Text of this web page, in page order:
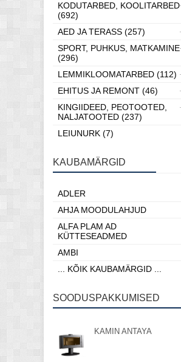
KODUTARBED, KOOLITARBED
(692)
AED JA TERASS (257)
SPORT, PUHKUS, MATKAMINE
(296)
LEMMIKLOOMATARBED (112)
EHITUS JA REMONT (46)
KINGIIDEED, PEOTOOTED,
NALJATOOTED (237)
LEIUNURK (7)
KAUBAMÄRGID
ADLER
AHJA MOODULAHJUD
ALFA PLAM AD
KÜTTESEADMED
AMBI
... KÕIK KAUBAMÄRGID ...
SOODUSPAKKUMISED
KAMIN ANTAYA